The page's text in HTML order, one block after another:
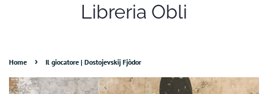
Libreria Obli
Home › Il giocatore | Dostojevskij Fjòdor